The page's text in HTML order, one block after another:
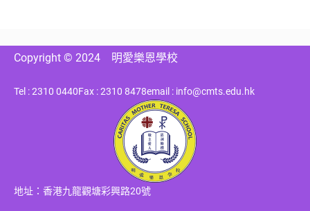
Copyright © 2024 明愛樂恩學校
Tel : 2310 0440Fax : 2310 8478email : info@cmts.edu.hk
地址：香港九龍觀塘彩興路20號